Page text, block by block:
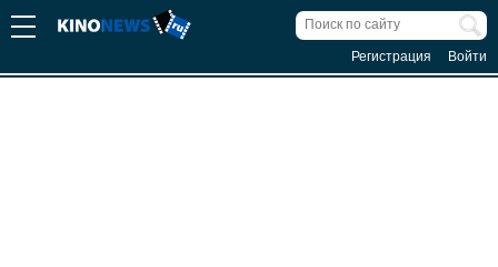
Регистрация Войти